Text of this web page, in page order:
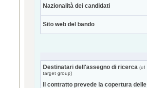
Nazionalità dei candidati
Sito web del bando
Destinatari dell'assegno di ricerca (of
target group)
Il contratto prevede la copertura delle